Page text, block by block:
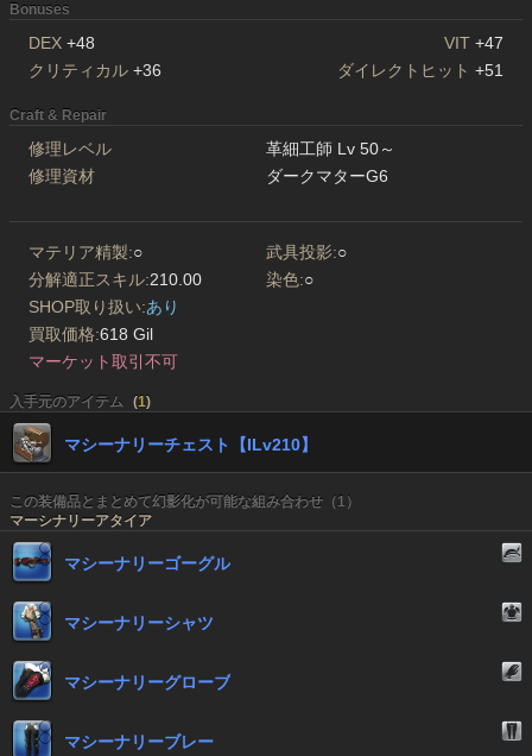
Bonuses
DEX +48 VIT +47
クリティカル +36 ダイレクトヒット +51
Craft & Repair
修理レベル
革細工師 Lv 50～
修理資材
ダークマターG6
マテリア精製:○ 武具投影:○
分解適正スキル:210.00 染色:○
SHOP取り扱い:あり
買取価格:618 Gil
マーケット取引不可
入手元のアイテム (1)
マシーナリーチェスト【ILv210】
この装備品とまとめて幻影化が可能な組み合わせ（1）
マーシナリーアタイア
マシーナリーゴーグル
マシーナリーシャツ
マシーナリーグローブ
マシーナリーブレー